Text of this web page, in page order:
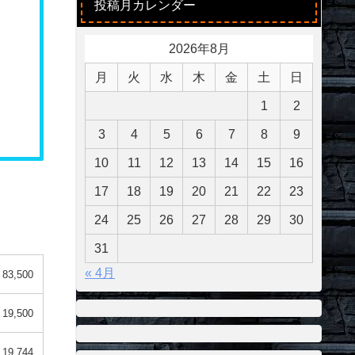
83,500
19,500
19,744
投稿月カレンダー
2026年8月
月 火 水 木 金 土 日
1 2
3 4 5 6 7 8 9
10 11 12 13 14 15 16
17 18 19 20 21 22 23
24 25 26 27 28 29 30
31
« 4月